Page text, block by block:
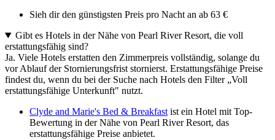
Sieh dir den günstigsten Preis pro Nacht an ab 63 €
Gibt es Hotels in der Nähe von Pearl River Resort, die voll
erstattungsfähig sind?
Ja. Viele Hotels erstatten den Zimmerpreis vollständig, solange du
vor Ablauf der Stornierungsfrist stornierst. Erstattungsfähige Preise
findest du, wenn du bei der Suche nach Hotels den Filter „Voll
erstattungsfähige Unterkunft" nutzt.
Clyde and Marie's Bed & Breakfast ist ein Hotel mit Top-
Bewertung in der Nähe von Pearl River Resort, das
erstattungsfähige Preise anbietet.